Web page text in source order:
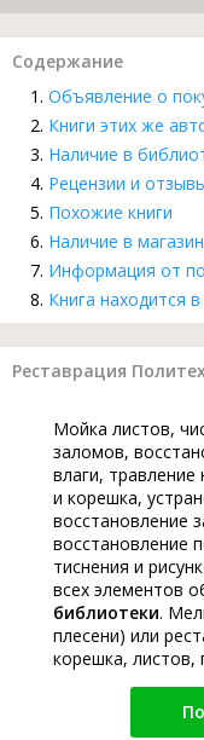
Содержание
Объявление о
Книги этих же
Наличие в
Рецензии и
Похожие книги
Наличие в
Информация от
Книга находится
Реставрация
Мойка листов,
заломов,
влаги,
и корешка,
восстановление
восстановление
тиснения и
всех элементов
библиотеки.
плесени) или
корешка, листов,